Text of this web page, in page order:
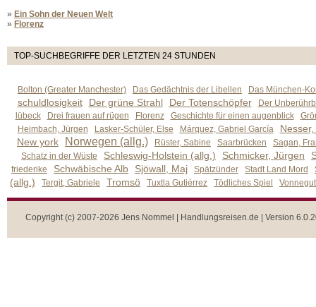
» Ein Sohn der Neuen Welt
» Florenz
TOP-SUCHBEGRIFFE DER LETZTEN 24 STUNDEN
Bolton (Greater Manchester) Das Gedächtnis der Libellen Das München-
schuldlosigkeit Der grüne Strahl Der Totenschöpfer
Der
lübeck
Drei frauen auf rügen Florenz Geschichte für einen augenblick
Heimbach, Jürgen
Lasker-Schüler, Else Márquez, Gabriel García
New york
Norwegen (allg.) Rüster, Sabine Saarbrücken
Sagan,
Schatz in der Wüste
Schleswig-Holstein (allg.) Schmicker, Jürgen
friederike Schwäbische Alb Sjöwall, Maj Spätzünder Stadt Land Mord
(allg.) Tergit, Gabriele Tromsö Tuxtla Gutiérrez Tödliches Spiel
Copyright (c) 2007-2026 Jens Nommel | Handlungsreisen.de | Version